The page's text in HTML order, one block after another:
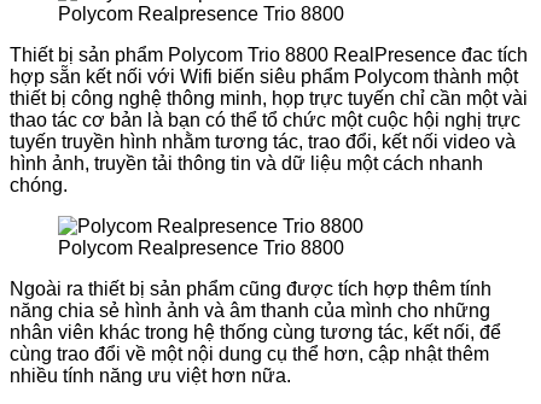
Polycom Realpresence Trio 8800
Thiết bị sản phẩm Polycom Trio 8800 RealPresence đac tích
hợp sẵn kết nối với Wifi biến siêu phẩm Polycom thành một
thiết bị công nghệ thông minh, họp trực tuyến chỉ cần một vài
thao tác cơ bản là bạn có thể tổ chức một cuộc hội nghị trực
tuyến truyền hình nhằm tương tác, trao đổi, kết nối video và
hình ảnh, truyền tải thông tin và dữ liệu một cách nhanh
chóng.
Polycom Realpresence Trio 8800
Ngoài ra thiết bị sản phẩm cũng được tích hợp thêm tính
năng chia sẻ hình ảnh và âm thanh của mình cho những
nhân viên khác trong hệ thống cùng tương tác, kết nối, để
cùng trao đổi về một nội dung cụ thể hơn, cập nhật thêm
nhiều tính năng ưu việt hơn nữa.